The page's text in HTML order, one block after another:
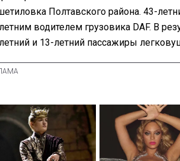
Полтавского района. 43-
водителем грузовика DAF. В
и 13-летний пассажиры